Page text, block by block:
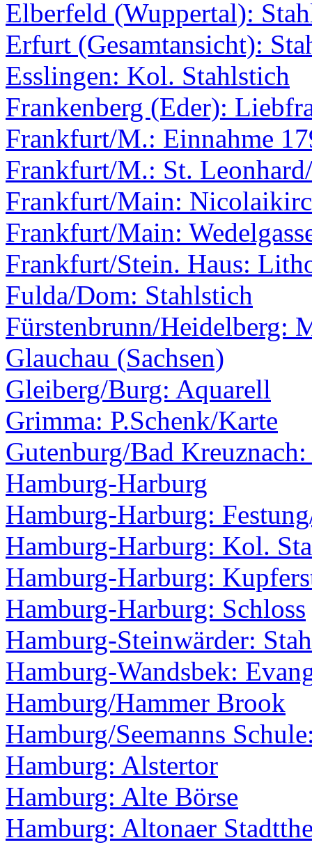
Elberfeld (Wuppertal):
Erfurt (Gesamtansicht):
Esslingen: Kol. Stahlstich
Frankenberg (Eder):
Frankfurt/M.: Einnahme
Frankfurt/M.: St.
Frankfurt/Main:
Frankfurt/Main:
Frankfurt/Stein. Haus:
Fulda/Dom: Stahlstich
Fürstenbrunn/Heidelberg:
Glauchau (Sachsen)
Gleiberg/Burg: Aquarell
Grimma: P.Schenk/Karte
Gutenburg/Bad
Hamburg-Harburg
Hamburg-Harburg:
Hamburg-Harburg: Kol.
Hamburg-Harburg:
Hamburg-Harburg: Schloss
Hamburg-Steinwärder:
Hamburg-Wandsbek:
Hamburg/Hammer Brook
Hamburg/Seemanns
Hamburg: Alstertor
Hamburg: Alte Börse
Hamburg: Altonaer